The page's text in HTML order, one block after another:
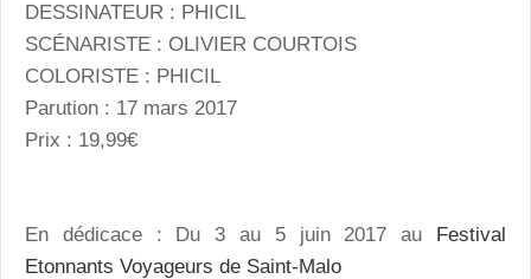
DESSINATEUR : PHICIL
SCÉNARISTE : OLIVIER COURTOIS
COLORISTE : PHICIL
Parution : 17 mars 2017
Prix : 19,99€
En dédicace : Du 3 au 5 juin 2017 au Festival
Etonnants Voyageurs de Saint-Malo